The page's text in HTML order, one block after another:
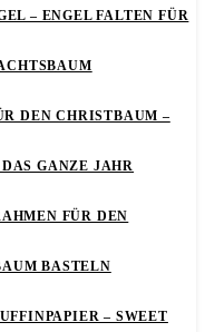
– ENGEL FALTEN FÜR D
DEN CHRISTBAUM –
GANZE JAHR
FÜR DEN
BASTELN
– SWEET